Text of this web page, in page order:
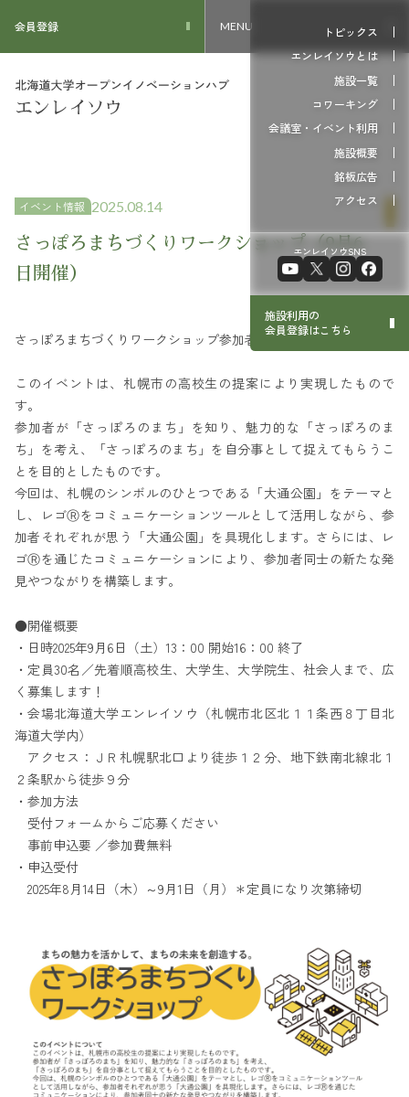
トピックス
エンレイソウとは
施設一覧
コワーキング
会議室・イベント利用
施設概要
銘板広告
アクセス
エンレイソウSNS
施設利用の
会員登録はこちら
会員登録 MENU
イベント情報 2025.08.14
さっぽろまちづくりワークショップ（9月6
日開催）
さっぽろまちづくりワークショップ参加者募集のお知らせ
このイベントは、札幌市の高校生の提案により実現したもので
す。
参加者が「さっぽろのまち」を知り、魅力的な「さっぽろのま
ち」を考え、「さっぽろのまち」を自分事として捉えてもらうこ
とを目的としたものです。
今回は、札幌のシンボルのひとつである「大通公園」をテーマと
し、レゴⓇをコミュニケーションツールとして活用しながら、参
加者それぞれが思う「大通公園」を具現化します。さらには、レ
ゴⓇを通じたコミュニケーションにより、参加者同士の新たな発
見やつながりを構築します。
●開催概要
・日時2025年9月6日（土）13：00 開始16：00 終了
・定員30名／先着順高校生、大学生、大学院生、社会人まで、広
く募集します！
・会場北海道大学エンレイソウ（札幌市北区北１１条西８丁目北
海道大学内）
アクセス：ＪＲ札幌駅北口より徒歩１２分、地下鉄南北線北１
２条駅から徒歩９分
・参加方法
受付フォームからご応募ください
事前申込要 ／参加費無料
・申込受付
2025年8月14日（木）～9月1日（月）＊定員になり次第締切